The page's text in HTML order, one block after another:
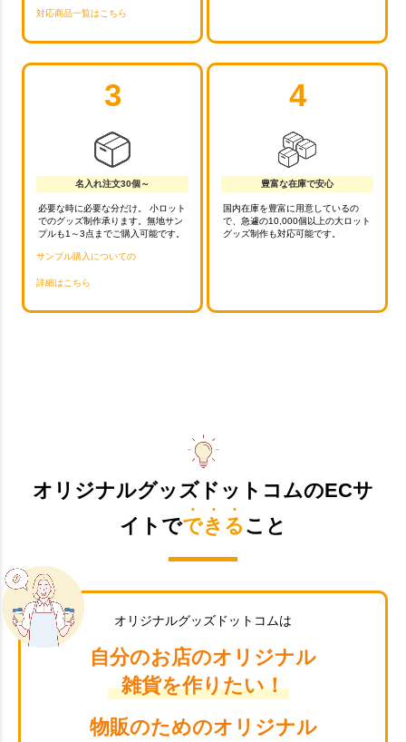
対応商品一覧はこちら
3
名入れ注文30個～
必要な時に必要な分だけ。 小ロット
でのグッズ制作承ります。無地サン
プルも1～3点までご購入可能です。
サンプル購入についての
詳細はこちら
4
豊富な在庫で安心
国内在庫を豊富に用意しているの
で、急遽の10,000個以上の大ロット
グッズ制作も対応可能です。
オリジナルグッズドットコムのECサ
イトでできる こと
オリジナルグッズドットコムは
自分のお店のオリジナル
雑貨を作りたい！
物販のためのオリジナル